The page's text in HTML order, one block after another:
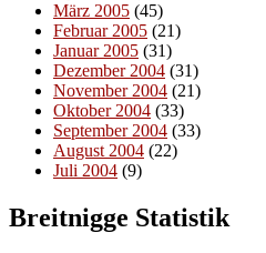
März 2005 (45)
Februar 2005 (21)
Januar 2005 (31)
Dezember 2004 (31)
November 2004 (21)
Oktober 2004 (33)
September 2004 (33)
August 2004 (22)
Juli 2004 (9)
Breitnigge Statistik